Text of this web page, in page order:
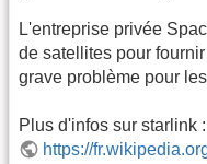
L'entreprise privée
de satellites pour
grave problème pour
Plus d'infos sur starlink :
https://